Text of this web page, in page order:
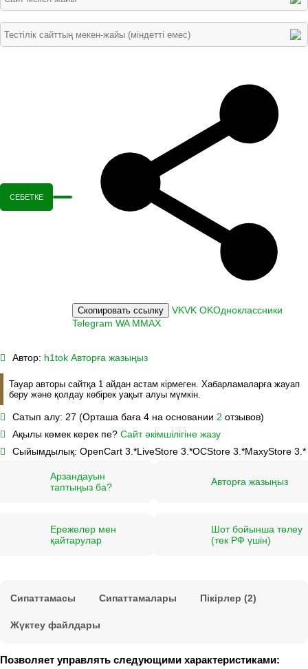
СЕБЕТКЕ
Скопировать ссылку VKVK OKОдноклассники
Telegram WA MMAX
Автор: h1tok Авторға жазыңыз
Тауар авторы сайтқа 1 айдан астам кірмеген. Хабарламаларға жауап
беру және қолдау көбірек уақыт алуы мүмкін.
Сатып алу: 27 (Орташа баға 4 на основании 2 отзывов)
Ақылы көмек керек пе? Сайт әкімшілігіне жазу
Сыйымдылық: OpenCart 3.*LiveStore 3.*OCStore 3.*MaxyStore 3.*
Арзандауын
таптыңыз ба?
Авторға жазыңыз
Ережелер мен
қайтарулар
Шот бойынша төлеу
(тек РФ үшін)
Сипаттамасы Сипаттамалары Пікірлер (2)
Жүктеу файлдары
Позволяет управлять следующими характеристиками: